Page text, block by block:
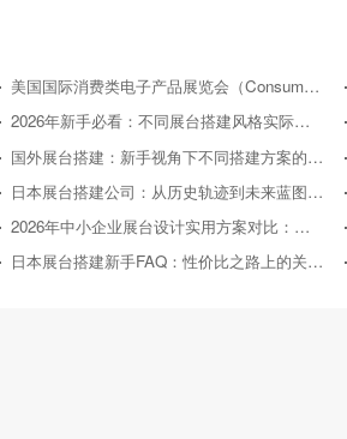
美国国际消费类电子产品展览会（Consumer Electronics Show，简称CES）
2026年新手必看：不同展台搭建风格实际效果对比评测
国外展台搭建：新手视角下不同搭建方案的性价比对比
日本展台搭建公司：从历史轨迹到未来蓝图的深度剖析
2026年中小企业展台设计实用方案对比：助力性价比之选
日本展台搭建新手FAQ：性价比之路上的关键解惑